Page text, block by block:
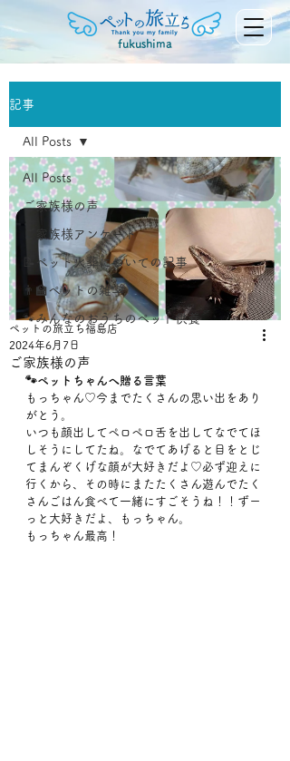
fukushima
記事
All Posts
ご家族様の声
ご家族様アンケート
📝ペット火葬についての記事
👨‍🏫ペットの雑学
🐾みんなのおうちのペット供養
All Posts
ご家族様の声
ペットの旅立ち福島店
2024年6月7日
🐾ペットちゃんへ贈る言葉
もっちゃん♡今までたくさんの思い出をあり
がとう。
いつも顔出してペロペロ舌を出してなでてほ
しそうにしてたね。なでてあげると目をとじ
てまんぞくげな顔が大好きだよ♡必ず迎えに
行くから、その時にまたたくさん遊んでたく
さんごはん食べて一緒にすごそうね！！ずー
っと大好きだよ、もっちゃん。
もっちゃん最高！